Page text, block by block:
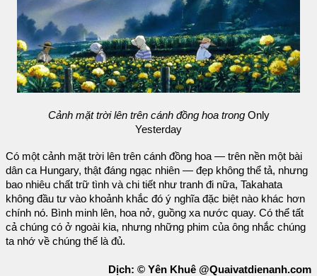
Cảnh mặt trời lên trên cánh đồng hoa trongOnly
Yesterday
Có một cảnh mặt trời lên trên cánh đồng hoa — trên nền một bài
dân ca Hungary, thật đáng ngạc nhiên — đẹp không thể tả, nhưng
bao nhiêu chất trữ tình và chi tiết như tranh đi nữa, Takahata
không đầu tư vào khoảnh khắc đó ý nghĩa đặc biệt nào khác hơn
chính nó. Bình minh lên, hoa nở, guồng xa nước quay. Có thể tất
cả chúng có ở ngoài kia, nhưng những phim của ông nhắc chúng
ta nhớ về chúng thế là đủ.
Dịch: © Yên Khuê @Quaivatdienanh.com